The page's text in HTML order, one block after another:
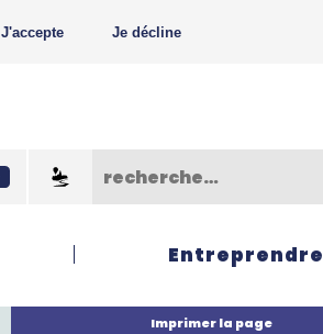
Entreprendre
Imprimer la page
J'accepte Je décline